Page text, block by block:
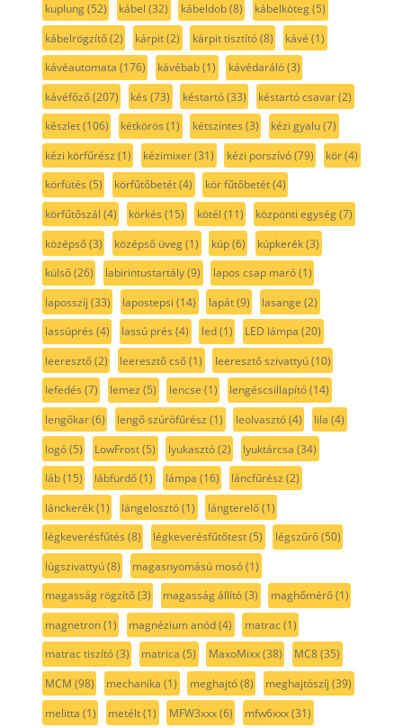
kuplung(52) kábel (32) kábeldob(8) kábelköteg(5)
kábelrögzítő(2) kárpit(2) kárpit tisztító(8) kávé (1)
kávéautomata (176) kávébab(1) kávédaráló(3)
kávéfőző(207) kés (73) késtartó(33) késtartó csavar(2)
készlet(106) kétkörös (1) kétszintes (3) kézi gyalu(7)
kézi körfűrész (1) kézimixer(31) kézi porszívó(79) kör(4)
körfütés (5) körfűtőbetét(4) kör fűtőbetét(4)
körfűtőszál (4) körkés (15) kötél (11) központi egység(7)
középső(3) középső üveg(1) kúp(6) kúpkerék(3)
külső(26) labirintustartály(9) lapos csap maró(1)
laposszíj (33) lapostepsi (14) lapát(9) lasange (2)
lassúprés (4) lassú prés (4) led(1) LED lámpa (20)
leeresztő(2) leeresztő cső(1) leeresztő szivattyú(10)
lefedés (7) lemez (5) lencse (1) lengéscsillapító(14)
lengőkar(6) lengő szúrófűrész (1) leolvasztó(4) lila (4)
logó(5) LowFrost(5) lyukasztó(2) lyuktárcsa (34)
láb(15) lábfürdő(1) lámpa (16) láncfűrész (2)
lánckerék(1) lángelosztó(1) lángterelő(1)
légkeverésfűtés (8) légkeverésfűtőtest(5) légszűrő(50)
lúgszivattyú(8) magasnyomású mosó(1)
magasság rögzítő(3) magasság állító(3) maghőmérő(1)
magnetron(1) magnézium anód(4) matrac(1)
matrac tiszító(3) matrica (5) MaxoMixx(38) MC8(35)
MCM (98) mechanika (1) meghajtó(8) meghajtószíj (39)
melitta (1) metélt(1) MFW3xxx(6) mfw6xxx(31)